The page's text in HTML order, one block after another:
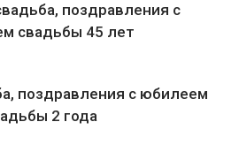
поздравления с
свадьбы 45 лет
поздравления с юбилеем
2 года